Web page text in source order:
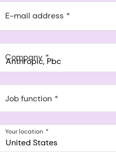
E-mail address
Company
Anthropic, PBC
548 Market St Pmb 90375, San
Job function
United States
Your location